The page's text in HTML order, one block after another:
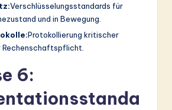
Verschlüsselungsstandards für
und in Bewegung.
Protokollierung kritischer
Rechenschaftspflicht.
6: